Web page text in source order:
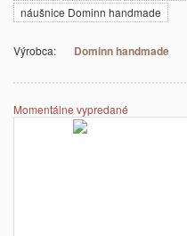
náušnice Dominn handmade
Výrobca: Dominn handmade
Momentálne vypredané